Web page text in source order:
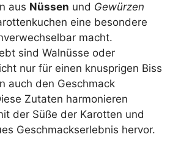
aus Nüssen und Gewürzen
eine besondere
macht.
sind Walnüsse oder
nur für einen knusprigen Biss
auch den Geschmack
Zutaten harmonieren
der Süße der Karotten und
Geschmackserlebnis hervor.